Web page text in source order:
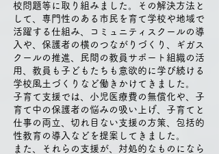
校問題等に取り組みました。その解決方法と
して、専門性のある市民を育て学校や地域で
活躍する仕組み、コミュニティスクールの導
入や、保護者の横のつながりづくり、ギガス
クールの推進、民間の教員サポート組織の活
用、教員も子どもたちも意欲的に学び続ける
学校風土づくりなど働きかけてきました。
子育て支援では、小児医療費の無償化や、子
育て中の保護者の悩みの吸い上げ、子育てと
仕事の両立、切れ目ない支援の方策、包括的
性教育の導入などを提案してきました。
また、それらの支援が、対処的なものになら